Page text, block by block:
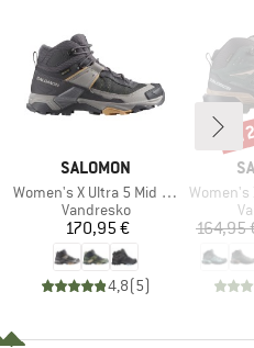
MÆRKE
SALOMON
Artikel
Women's X Ultra 5 Mid GORE-TEX
Produktgruppe
Vandresko
Pris
170,95 €
4,8(5)
Artikel
Women's X
164,95